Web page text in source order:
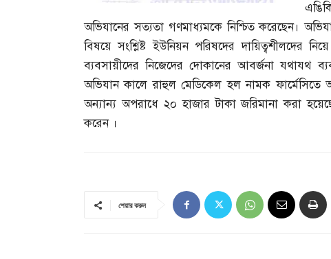
অভিযানের সত্যতা গণমাধ্যমকে নিশ্চিত করেছেন।
বিষয়ে সংশ্লিষ্ট ইউনিয়ন পরিষদের দায়িত্বশীলদের
ব্যবসায়ীদের নিজেদের দোকানের আবর্জনা যথাযথ
অভিযান কালে রাহুল মেডিকেল হল নামক ফার্মেসিতে
অন্যান্য অপরাধে ২০ হাজার টাকা জরিমানা করা
করেন ।
শেয়ার করুন